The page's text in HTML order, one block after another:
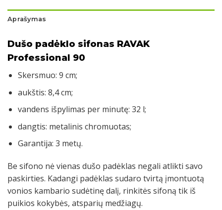
Aprašymas
Dušo padėklo sifonas RAVAK
Professional 90
Skersmuo: 9 cm;
aukštis: 8,4 cm;
vandens išpylimas per minutę: 32 l;
dangtis: metalinis chromuotas;
Garantija: 3 metų.
Be sifono nė vienas dušo padėklas negali atlikti savo
paskirties. Kadangi padėklas sudaro tvirtą įmontuotą
vonios kambario sudėtinę dalį, rinkitės sifoną tik iš
puikios kokybės, atsparių medžiagų.